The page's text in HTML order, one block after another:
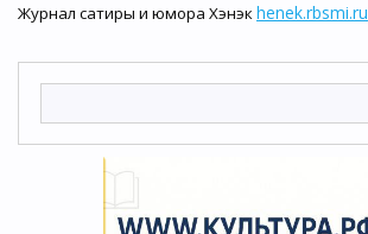
Журнал сатиры и юмора Хэнэкhenek.rbsmi.ru